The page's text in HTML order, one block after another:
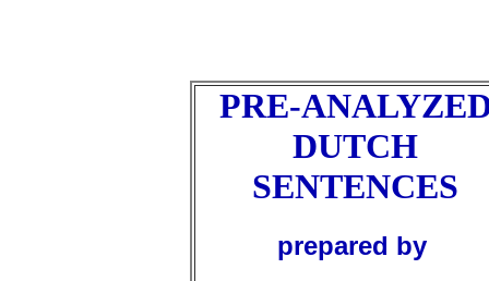
PRE-
DUTCH
SENTENCES
prepared by